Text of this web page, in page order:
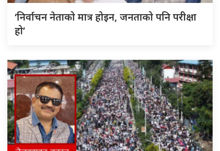
‘निर्वाचन नेताको मात्र होइन, जनताको पनि परीक्षा
हो’